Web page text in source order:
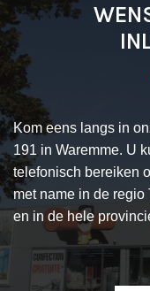
Kom eens langs in
191 in Waremme. U
telefonisch bereiken
met name in de regio
en in de hele